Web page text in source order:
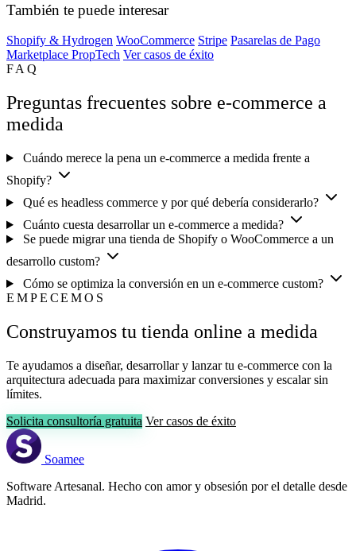
También te puede interesar
Shopify & Hydrogen WooCommerce Stripe Pasarelas de Pago
Marketplace PropTech Ver casos de éxito
FAQ
Preguntas frecuentes sobre e-commerce a
medida
Cuándo merece la pena un e-commerce a medida frente a
Shopify?
Qué es headless commerce y por qué debería considerarlo?
Cuánto cuesta desarrollar un e-commerce a medida?
Se puede migrar una tienda de Shopify o WooCommerce a un
desarrollo custom?
Cómo se optimiza la conversión en un e-commerce custom?
EMPECEMOS
Construyamos tu tienda online a medida
Te ayudamos a diseñar, desarrollar y lanzar tu e-commerce con la
arquitectura adecuada para maximizar conversiones y escalar sin
límites.
Solicita consultoría gratuita Ver casos de éxito
Soamee
Software Artesanal. Hecho con amor y obsesión por el detalle desde
Madrid.